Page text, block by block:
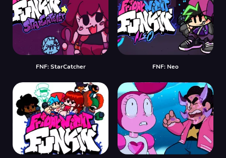
FNF: StarCatcher FNF: Neo